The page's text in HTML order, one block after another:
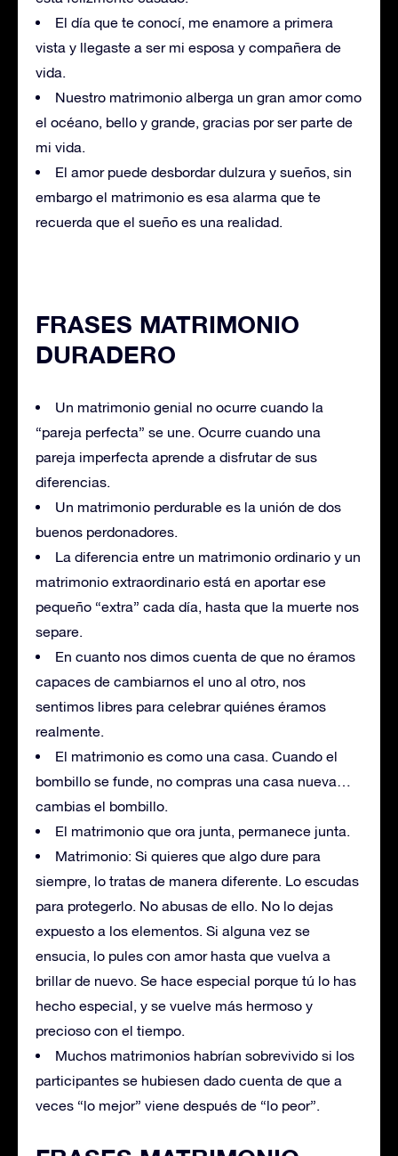
El día que te conocí, me enamore a primera
vista y llegaste a ser mi esposa y compañera de
vida.
Nuestro matrimonio alberga un gran amor como
el océano, bello y grande, gracias por ser parte de
mi vida.
El amor puede desbordar dulzura y sueños, sin
embargo el matrimonio es esa alarma que te
recuerda que el sueño es una realidad.
FRASES MATRIMONIO
DURADERO
Un matrimonio genial no ocurre cuando la
“pareja perfecta” se une. Ocurre cuando una
pareja imperfecta aprende a disfrutar de sus
diferencias.
Un matrimonio perdurable es la unión de dos
buenos perdonadores.
La diferencia entre un matrimonio ordinario y un
matrimonio extraordinario está en aportar ese
pequeño “extra” cada día, hasta que la muerte nos
separe.
En cuanto nos dimos cuenta de que no éramos
capaces de cambiarnos el uno al otro, nos
sentimos libres para celebrar quiénes éramos
realmente.
El matrimonio es como una casa. Cuando el
bombillo se funde, no compras una casa nueva…
cambias el bombillo.
El matrimonio que ora junta, permanece junta.
Matrimonio: Si quieres que algo dure para
siempre, lo tratas de manera diferente. Lo escudas
para protegerlo. No abusas de ello. No lo dejas
expuesto a los elementos. Si alguna vez se
ensucia, lo pules con amor hasta que vuelva a
brillar de nuevo. Se hace especial porque tú lo has
hecho especial, y se vuelve más hermoso y
precioso con el tiempo.
Muchos matrimonios habrían sobrevivido si los
participantes se hubiesen dado cuenta de que a
veces “lo mejor” viene después de “lo peor”.